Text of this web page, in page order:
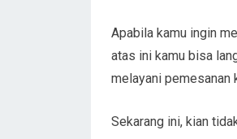
Apabila kamu ingin
atas ini kamu bisa
melayani pemesanan
Sekarang ini, kian